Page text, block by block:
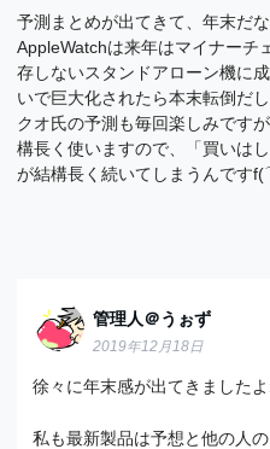
予測まとめが出てきて、年末だ
AppleWatchは来年はマイナーチ
存しないスタンドアローン機に
いで巨大化されたら本末転倒だし
クオ氏の予測も毎回楽しみです
構長く使いますので、「買いは
が結構長く続いてしまうんです
管理人＠うぉず
2019年12月18日
徐々に年末感が出てきましたよ
私も最新製品は予想と他の人